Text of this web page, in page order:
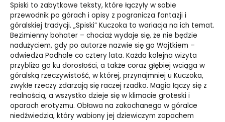
Spiski to zabytkowe teksty, które łączyły w sobie
przewodnik po górach i opisy z pogranicza fantazji i
góralskiej tradycji. „Spiski” Kuczoka to wariacja na ich temat.
Bezimienny bohater – chociaż wydaje się, że nie będzie
nadużyciem, gdy po autorze nazwie się go Wojtkiem –
odwiedza Podhale co cztery lata. Każda kolejna wizyta
przybliża go ku dorosłości, a także coraz głębiej wciąga w
góralską rzeczywistość, w której, przynajmniej u Kuczoka,
zwykłe rzeczy zdarzają się raczej rzadko. Magia łączy się z
realnością, a wszystko dzieje się w klimacie groteski i
oparach erotyzmu. Obława na zakochanego w góralce
niedźwiedzia, który wabiony jej dziewiczym zapachem